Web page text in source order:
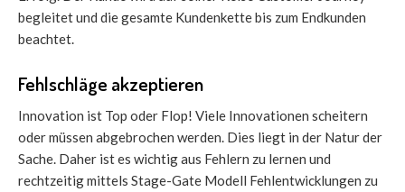
begleitet und die gesamte Kundenkette bis zum Endkunden
beachtet.
Fehlschläge akzeptieren
Innovation ist Top oder Flop! Viele Innovationen scheitern
oder müssen abgebrochen werden. Dies liegt in der Natur der
Sache. Daher ist es wichtig aus Fehlern zu lernen und
rechtzeitig mittels Stage-Gate Modell Fehlentwicklungen zu